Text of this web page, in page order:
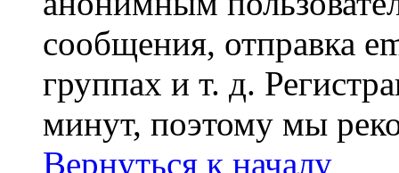
сообщения, отправка
группах и т. д.
минут, поэтому мы
Вернуться к началу